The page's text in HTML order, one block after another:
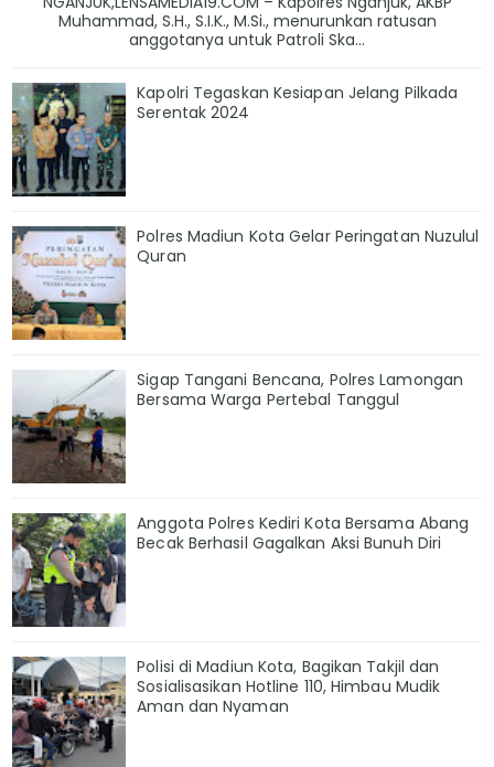
Muhammad, S.H., S.I.K., M.Si., menurunkan ratusan
anggotanya untuk Patroli Ska...
Kapolri Tegaskan Kesiapan Jelang Pilkada
Serentak 2024
Polres Madiun Kota Gelar Peringatan Nuzulul
Quran
Sigap Tangani Bencana, Polres Lamongan
Bersama Warga Pertebal Tanggul
Anggota Polres Kediri Kota Bersama Abang
Becak Berhasil Gagalkan Aksi Bunuh Diri
Polisi di Madiun Kota, Bagikan Takjil dan
Sosialisasikan Hotline 110, Himbau Mudik
Aman dan Nyaman